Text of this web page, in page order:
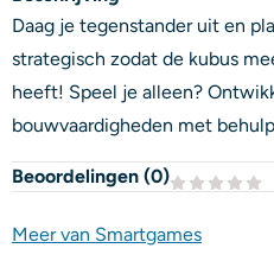
Daag je tegenstander uit en
strategisch zodat de kubus
heeft! Speel je alleen?
bouwvaardigheden met
Beoordelingen (0)
Meer van Smartgames